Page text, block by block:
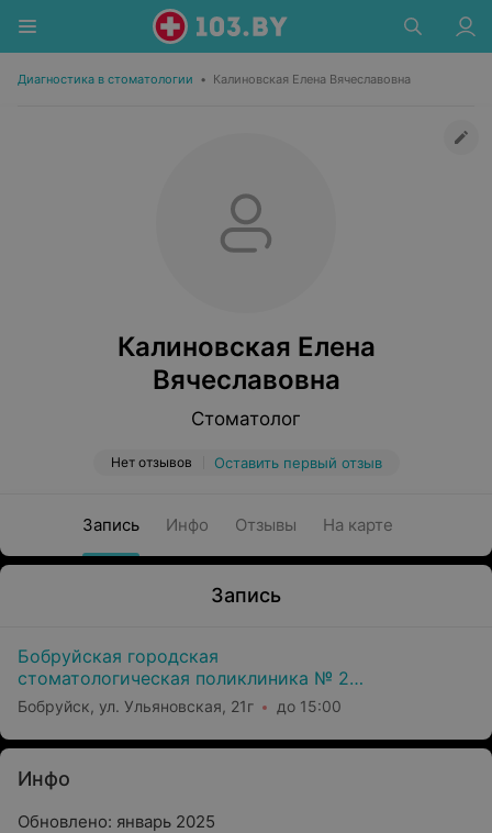
Диагностика в стоматологии • Калиновская Елена Вячеславовна
Калиновская Елена
Вячеславовна
Стоматолог
Нет отзывов Оставить первый отзыв
Запись Инфо Отзывы На карте
Запись
Бобруйская городская
стоматологическая поликлиника № 2
(Филиал Уз Бгсп №1)
Бобруйск, ул. Ульяновская, 21г до 15:00
Инфо
Обновлено: январь 2025